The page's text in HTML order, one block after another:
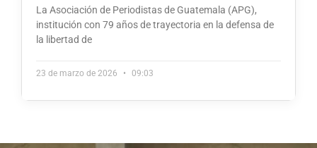
La Asociación de Periodistas de Guatemala (APG),
institución con 79 años de trayectoria en la defensa de
la libertad de
23 de marzo de 2026 09:03